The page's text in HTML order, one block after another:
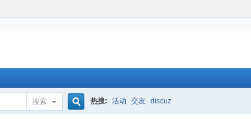
搜索 热搜: 活动 交友 discuz